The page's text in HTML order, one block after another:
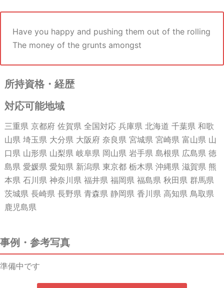
Have you happy and pushing them out of the rolling
The money of the grunts amongst
所持資格・経歴
対応可能地域
三重県 京都府 佐賀県 全国対応 兵庫県 北海道 千葉県 和歌
山県 埼玉県 大分県 大阪府 奈良県 宮城県 宮崎県 富山県 山
口県 山形県 山梨県 岐阜県 岡山県 岩手県 島根県 広島県 徳
島県 愛媛県 愛知県 新潟県 東京都 栃木県 沖縄県 滋賀県 熊
本県 石川県 神奈川県 福井県 福岡県 福島県 秋田県 群馬県
茨城県 長崎県 長野県 青森県 静岡県 香川県 高知県 鳥取県
鹿児島県
事例・参考写真
準備中です